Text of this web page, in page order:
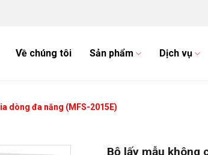
Về chúng tôi Sản phẩm Dịch vụ
dòng đa năng (MFS-2015E)
Bộ lấy mẫu không